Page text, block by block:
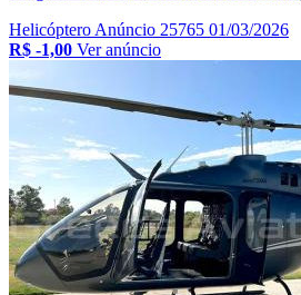
HelicópteroAnúncio 25765 01/03/2026
R$ -1,00 Ver anúncio